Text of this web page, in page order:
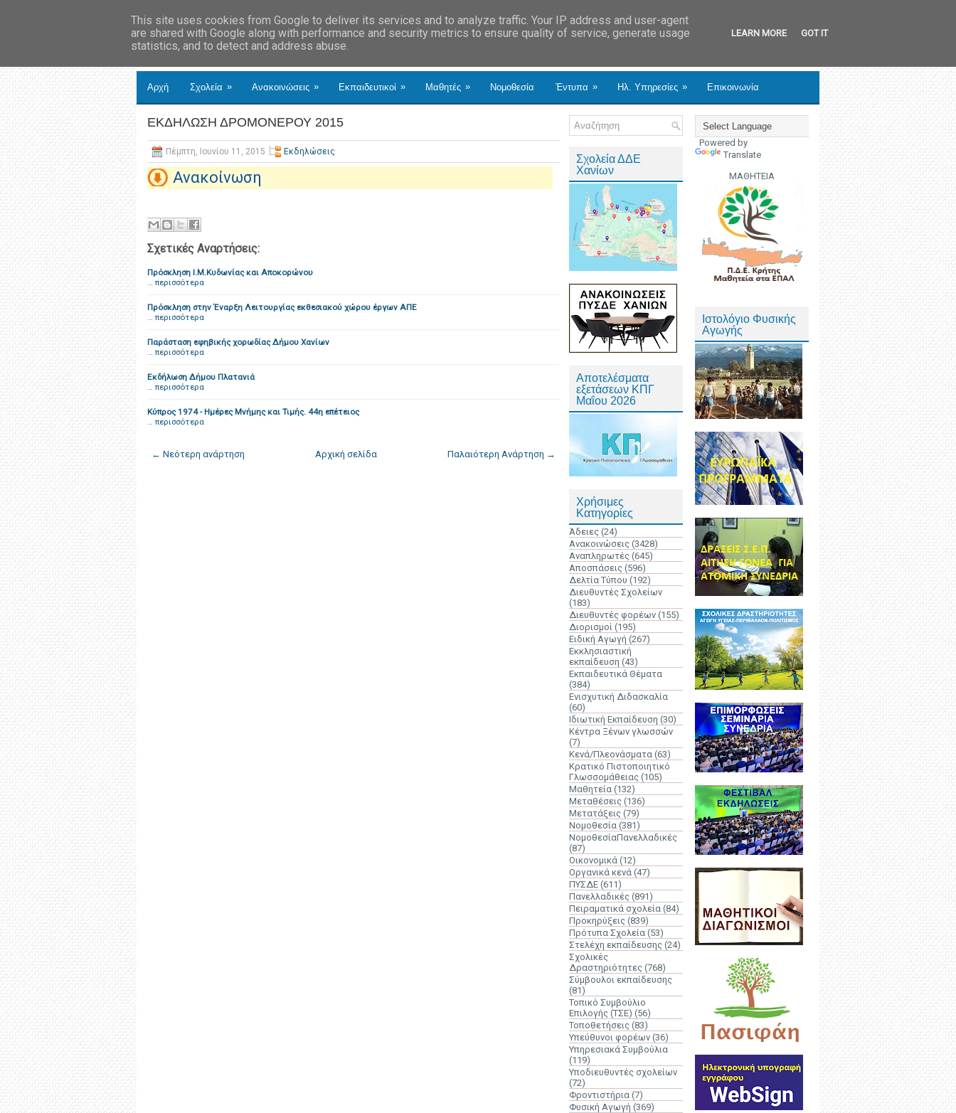
Αρχή Σχολεία » Ανακοινώσεις » Εκπαιδευτικοί » Μαθητές » Νομοθεσία Έντυπα » Ηλ. Υπηρεσίες » Επικοινωνία
ΕΚΔΗΛΩΣΗ ΔΡΟΜΟΝΕΡΟΥ 2015
Πέμπτη, Ιουνίου 11, 2015 Εκδηλώσεις
Ανακοίνωση
Σχετικές Αναρτήσεις:
Πρόσκληση Ι.Μ.Κυδωνίας και Αποκορώνου
… περισσότερα
Πρόσκληση στην Έναρξη Λειτουργίας εκθεσιακού χώρου έργων ΑΠΕ
… περισσότερα
Παράσταση εφηβικής χορωδίας Δήμου Χανίων
… περισσότερα
Εκδήλωση Δήμου Πλατανιά
… περισσότερα
Κύπρος 1974 - Ημέρες Μνήμης και Τιμής. 44η επέτειος
… περισσότερα
← Νεότερη ανάρτηση Παλαιότερη Ανάρτηση →
Αρχική σελίδα
Σχολεία ΔΔΕ
Χανίων
Αποτελέσματα
εξετάσεων ΚΠΓ
Μαΐου 2026
Χρήσιμες
Κατηγορίες
Άδειες (24)
Ανακοινώσεις (3428)
Αναπληρωτές (645)
Αποσπάσεις (596)
Δελτία Τύπου (192)
Διευθυντές Σχολείων
(183)
Διευθυντές φορέων (155)
Διορισμοί (195)
Ειδική Αγωγή (267)
Εκκλησιαστική
εκπαίδευση (43)
Εκπαιδευτικά Θέματα
(384)
Ενισχυτική Διδασκαλία
(60)
Ιδιωτική Εκπαίδευση (30)
Κέντρα Ξένων γλωσσών
(7)
Κενά/Πλεονάσματα (63)
Κρατικό Πιστοποιητικό
Γλωσσομάθειας (105)
Μαθητεία (132)
Μεταθέσεις (136)
Μετατάξεις (79)
Νομοθεσία (381)
ΝομοθεσίαΠανελλαδικές
(87)
Οικονομικά (12)
Οργανικά κενά (47)
ΠΥΣΔΕ (611)
Πανελλαδικές (891)
Πειραματικά σχολεία (84)
Προκηρύξεις (839)
Πρότυπα Σχολεία (53)
Στελέχη εκπαίδευσης (24)
Σχολικές
Δραστηριότητες (768)
Σύμβουλοι εκπαίδευσης
(81)
Τοπικό Συμβούλιο
Επιλογής (ΤΣΕ) (56)
Τοποθετήσεις (83)
Υπεύθυνοι φορέων (36)
Υπηρεσιακά Συμβούλια
(119)
Υποδιευθυντές σχολείων
(72)
Φροντιστήρια (7)
Φυσική Αγωγή (369)
Powered by
Translate
ΜΑΘΗΤΕΙΑ
Ιστολόγιο Φυσικής
Αγωγής
This site uses cookies from Google to deliver its services and to analyze traffic. Your IP address and user-agent
are shared with Google along with performance and security metrics to ensure quality of service, generate usage
statistics, and to detect and address abuse.
LEARN MORE GOT IT